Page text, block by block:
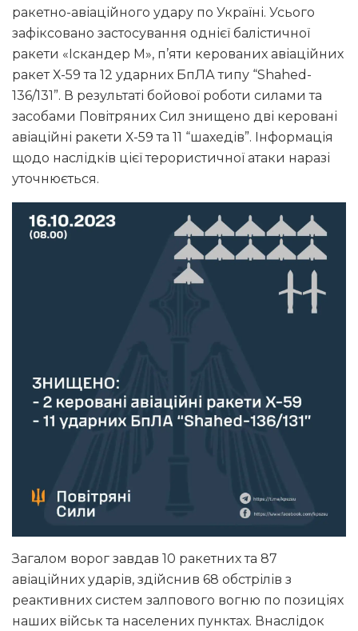
ракетно-авіаційного удару по Україні. Усього
зафіксовано застосування однієї балістичної
ракети «Іскандер М», п’яти керованих авіаційних
ракет Х-59 та 12 ударних БпЛА типу “Shahed-
136/131”. В результаті бойової роботи силами та
засобами Повітряних Сил знищено дві керовані
авіаційні ракети Х-59 та 11 “шахедів”. Інформація
щодо наслідків цієї терористичної атаки наразі
уточнюється.
Загалом ворог завдав 10 ракетних та 87
авіаційних ударів, здійснив 68 обстрілів з
реактивних систем залпового вогню по позиціях
наших військ та населених пунктах. Внаслідок